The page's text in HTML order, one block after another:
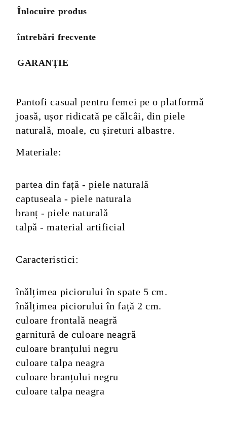
Înlocuire produs
întrebări frecvente
GARANȚIE
Pantofi casual pentru femei pe o platformă
joasă, ușor ridicată pe călcâi, din piele
naturală, moale, cu șireturi albastre.
Materiale:
partea din față - piele naturală
captuseala - piele naturala
branț - piele naturală
talpă - material artificial
Caracteristici:
înălțimea piciorului în spate 5 cm.
înălțimea piciorului în față 2 cm.
culoare frontală neagră
garnitură de culoare neagră
culoare branțului negru
culoare talpa neagra
culoare branțului negru
culoare talpa neagra